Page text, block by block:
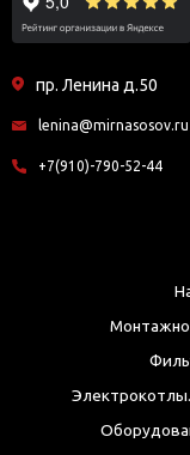
пр. Ленина д.50
lenina@mirnasosov.ru
+7(910)-790-52-44